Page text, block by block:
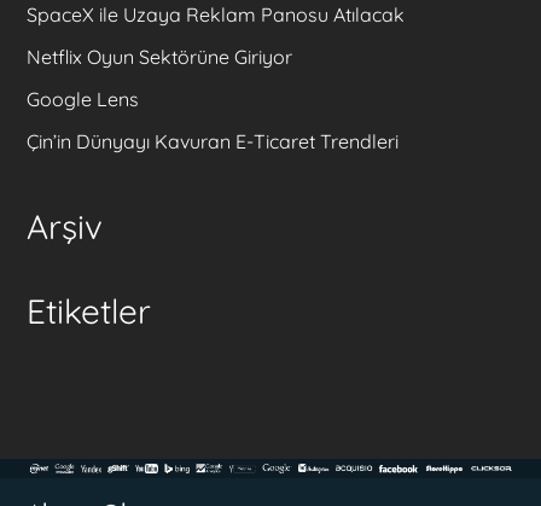
SpaceX ile Uzaya Reklam Panosu Atılacak
Netflix Oyun Sektörüne Giriyor
Google Lens
Çin’in Dünyayı Kavuran E-Ticaret Trendleri
Arşiv
Etiketler